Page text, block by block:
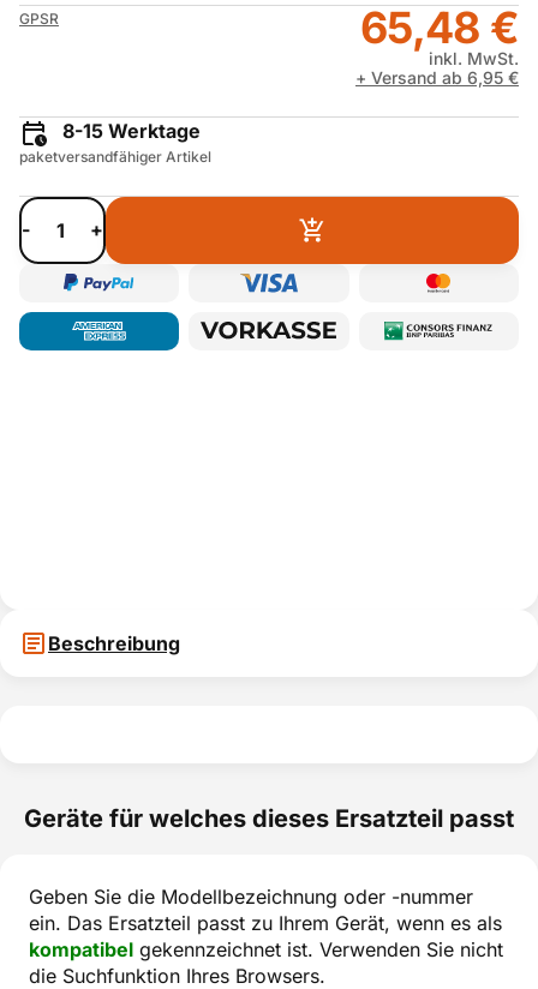
GPSR 65,48 €
inkl. MwSt.
+ Versand ab 6,95 €
8-15 Werktage
paketversandfähiger Artikel
- +
Beschreibung
Geräte für welches dieses Ersatzteil passt
Geben Sie die Modellbezeichnung oder -nummer
ein. Das Ersatzteil passt zu Ihrem Gerät, wenn es als
kompatibel gekennzeichnet ist. Verwenden Sie nicht
die Suchfunktion Ihres Browsers.